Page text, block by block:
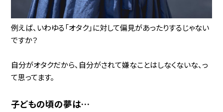
例えば、いわゆる「オタク」に対して偏見があったりするじゃない
ですか？
自分がオタクだから、自分がされて嫌なことはしなくないな、っ
て思ってます。
子どもの頃の夢は…